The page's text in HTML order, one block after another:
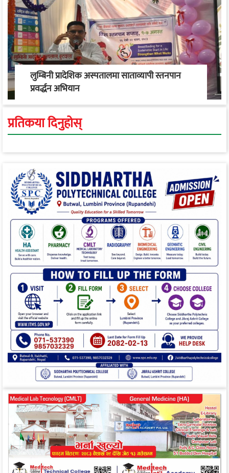
लुम्बिनी प्रादेशिक अस्पतालमा साताव्यापी स्तनपान
प्रवर्द्धन अभियान
प्रतिकया दिनुहोस्